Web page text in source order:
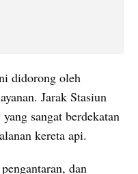
didorong oleh
Jarak Stasiun
sangat berdekatan
kereta api.
dan